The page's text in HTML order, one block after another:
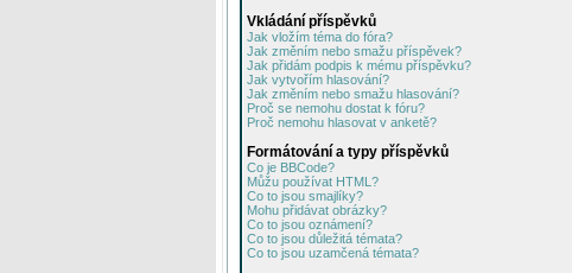
Vkládání příspěvků
Jak vložím téma do fóra?
Jak změním nebo smažu příspěvek?
Jak přidám podpis k mému příspěvku?
Jak vytvořím hlasování?
Jak změním nebo smažu hlasování?
Proč se nemohu dostat k fóru?
Proč nemohu hlasovat v anketě?
Formátování a typy příspěvků
Co je BBCode?
Můžu používat HTML?
Co to jsou smajlíky?
Mohu přidávat obrázky?
Co to jsou oznámení?
Co to jsou důležitá témata?
Co to jsou uzamčená témata?